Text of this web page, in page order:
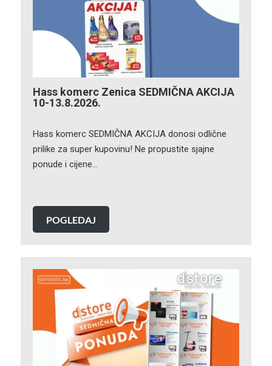
Hass komerc Zenica SEDMIČNA AKCIJA
10-13.8.2026.
Hass komerc SEDMIČNA AKCIJA donosi odlične
prilike za super kupovinu! Ne propustite sjajne
ponude i cijene…
POGLEDAJ